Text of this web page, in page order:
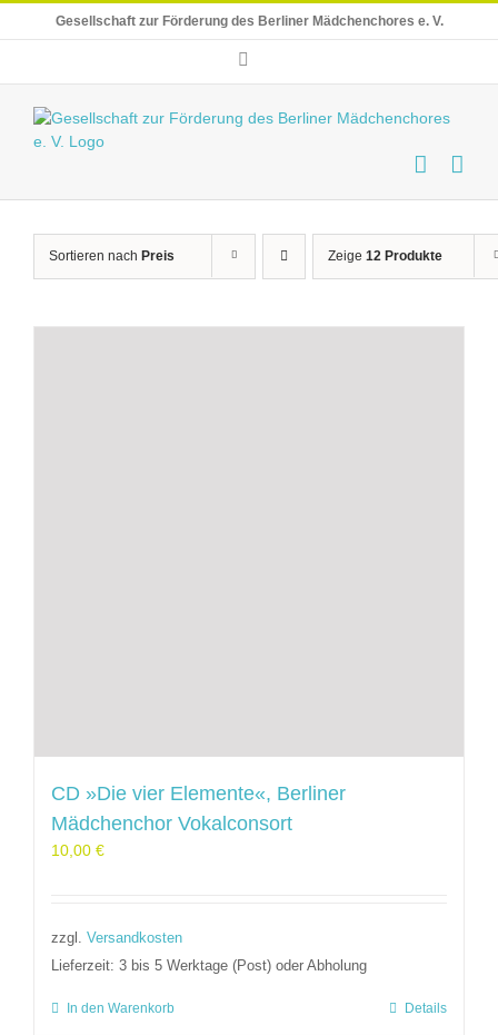
Gesellschaft zur Förderung des Berliner Mädchenchores e. V.
Sortieren nach Preis Zeige 12 Produkte
CD »Die vier Elemente«, Berliner
Mädchenchor Vokalconsort
10,00 €
zzgl. Versandkosten
Lieferzeit: 3 bis 5 Werktage (Post) oder Abholung
In den Warenkorb Details